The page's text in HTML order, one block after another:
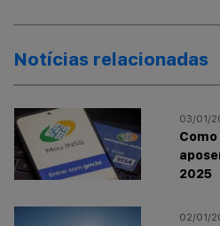
Notícias relacionadas
03/01/
2025
02/01/